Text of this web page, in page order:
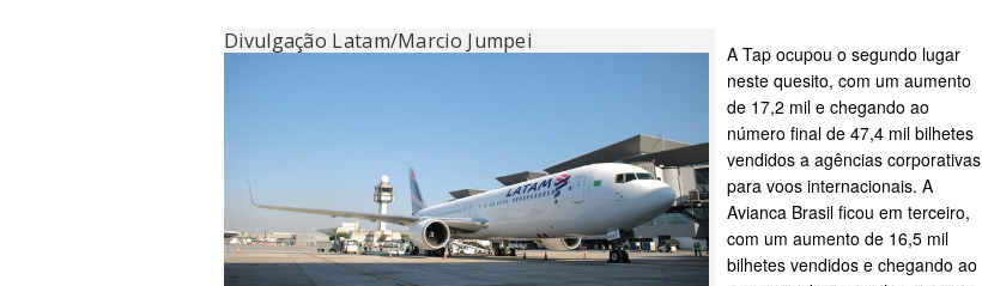
Divulgação Latam/Marcio Jumpei
A Tap ocupou o segundo lugar
neste quesito, com um aumento
de 17,2 mil e chegando ao
número final de 47,4 mil bilhetes
vendidos a agências corporativas
para voos internacionais. A
Avianca Brasil ficou em terceiro,
com um aumento de 16,5 mil
bilhetes vendidos e chegando ao